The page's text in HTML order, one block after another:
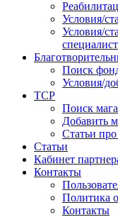
Условия/
Условия/
Поиск
Условия/
ТСР
Поиск
Добавить
Статьи
Статьи
Кабинет
Контакты
Политика
Контакты